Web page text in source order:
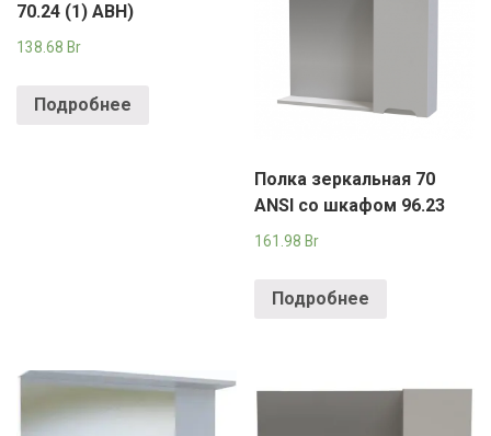
70.24 (1) АВН)
138.68 Br
Подробнее
Полка зеркальная 70
ANSI со шкафом 96.23
161.98 Br
Подробнее